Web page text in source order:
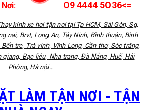
O9 4444 5O36<=
kính xe hơi tận nơi tại Tp HCM, Sài Gòn, Sg,
nai, Brvt, Long An, Tây Ninh, Bình thuận, Bình
tre, Trà vinh, Vĩnh Long, Cần thơ, Sóc trăng,
Bạc liêu, Nha trang, Đà Nẵng, Huế, Hải
Phòng, Hà nội…
LÀM TẬN NƠI - TẬN